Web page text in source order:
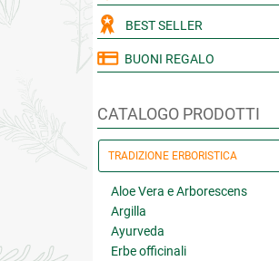
BEST SELLER
BUONI REGALO
CATALOGO PRODOTTI
TRADIZIONE ERBORISTICA
Aloe Vera e Arborescens
Argilla
Ayurveda
Erbe officinali